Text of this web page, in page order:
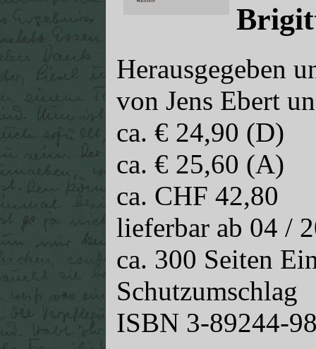
Herausgegeben
von Jens Ebert
ca. € 24,90 (D)
ca. € 25,60 (A)
ca. CHF 42,80
lieferbar ab 04 /
ca. 300 Seiten
Schutzumschlag
ISBN 3-89244-